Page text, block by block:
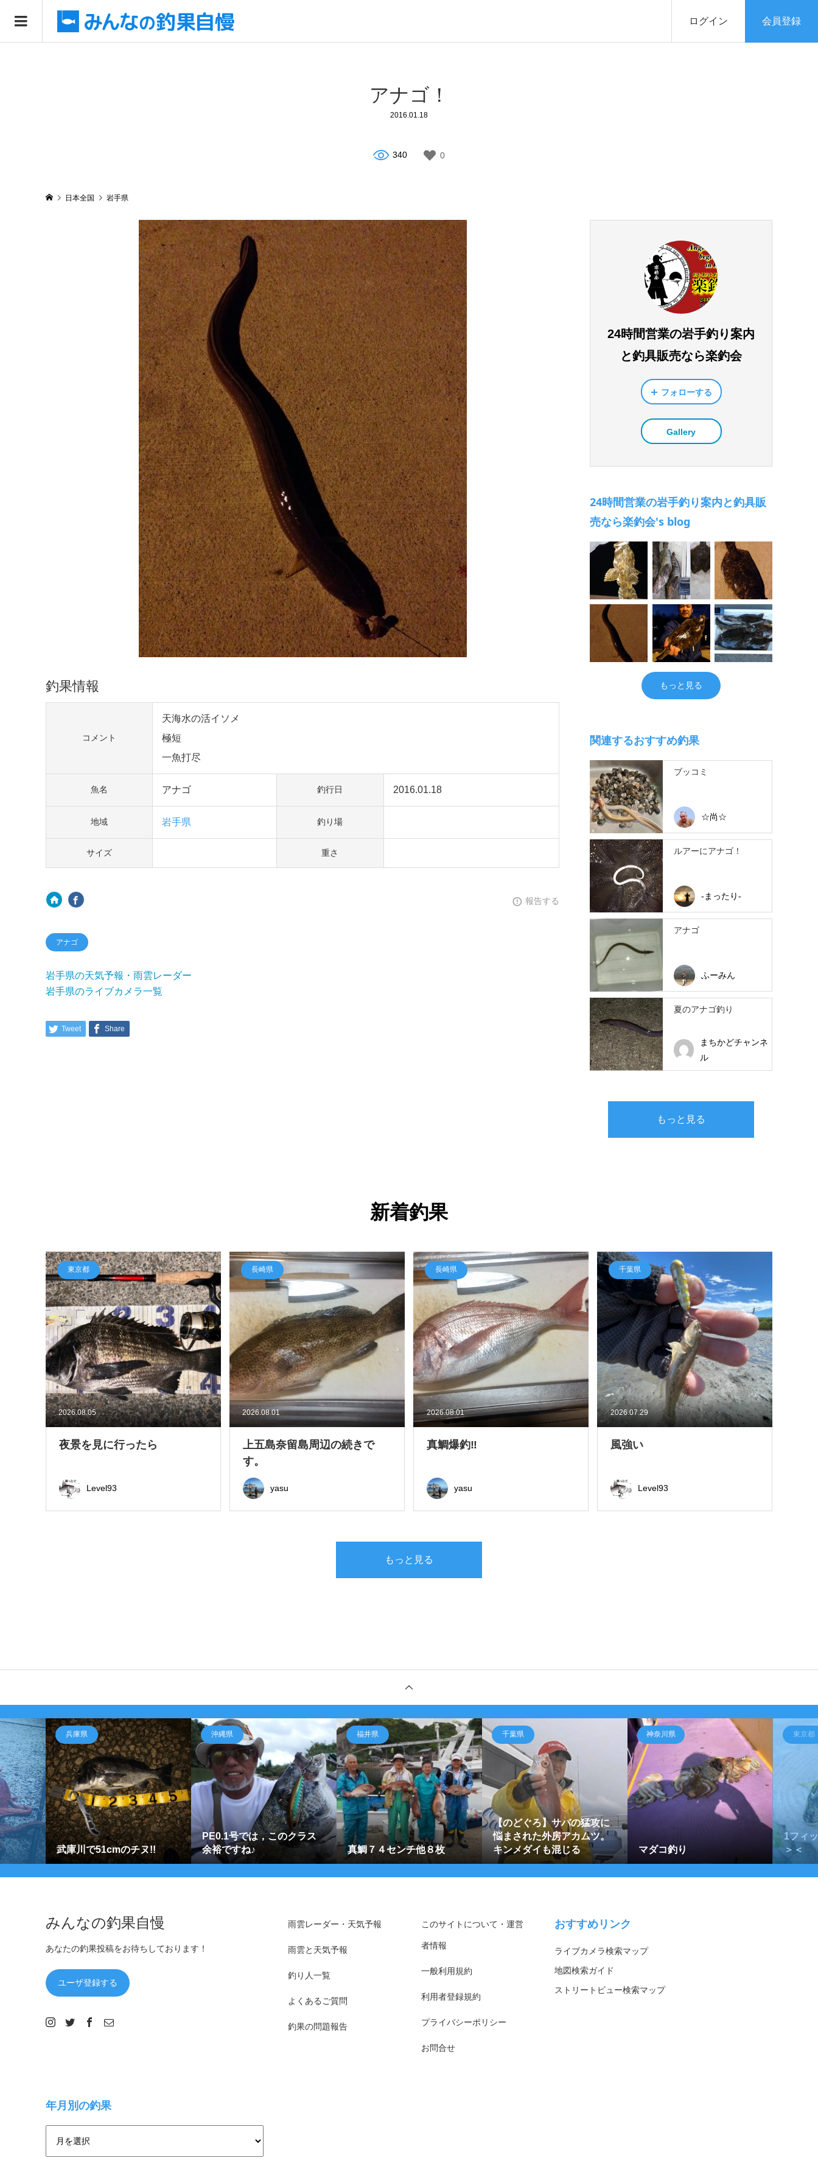
ログイン 会員登録
アナゴ！
2016.01.18
340 0
日本全国 岩手県
釣果情報
コメント
天海水の活イソメ
極短
一魚打尽
魚名 アナゴ 釣行日 2016.01.18
地域 岩手県 釣り場
サイズ 重さ
報告する
アナゴ
岩手県の天気予報・雨雲レーダー
岩手県のライブカメラ一覧
Tweet Share
24時間営業の岩手釣り案内
と釣具販売なら楽釣会
フォローする
Gallery
24時間営業の岩手釣り案内と釣具販
売なら楽釣会's blog
もっと見る
関連するおすすめ釣果
ブッコミ
☆尚☆
ルアーにアナゴ！
-まったり-
アナゴ
ふーみん
夏のアナゴ釣り
まちかどチャンネ
ル
もっと見る
新着釣果
2026.08.05
東京都
夜景を見に行ったら
Level93
2026.08.01
長崎県
上五島奈留島周辺の続きで
す。
yasu
2026.08.01
長崎県
真鯛爆釣‼
yasu
2026.07.29
千葉県
風強い
Level93
もっと見る
兵庫県
武庫川で51cmのチヌ!!
沖縄県
PE0.1号では，このクラス
余裕ですね♪
福井県
真鯛７４センチ他８枚
千葉県
【のどぐろ】サバの猛攻に
悩まされた外房アカムツ。
キンメダイも混じる
神奈川県
マダコ釣り
東京都
1フィ
＞＜
みんなの釣果自慢
あなたの釣果投稿をお待ちしております！
ユーザ登録する
雨雲レーダー・天気予報
雨雲と天気予報
釣り人一覧
よくあるご質問
釣果の問題報告
このサイトについて・運営
者情報
一般利用規約
利用者登録規約
プライバシーポリシー
お問合せ
おすすめリンク
ライブカメラ検索マップ
地図検索ガイド
ストリートビュー検索マップ
年月別の釣果